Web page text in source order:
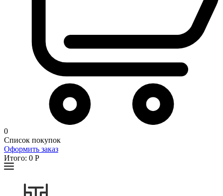
0
Список покупок
Оформить заказ
Итого: 0 Р